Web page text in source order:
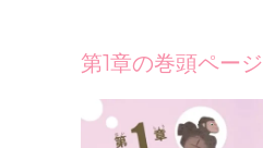
第1章の巻頭ページ